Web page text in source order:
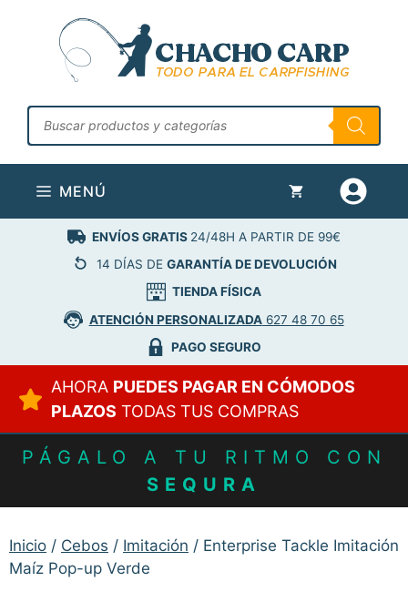
contenido
Búsqueda
de
productos
MENÚ
ENVÍOS GRATIS 24/48H A PARTIR DE 99€
14 DÍAS DE GARANTÍA DE DEVOLUCIÓN
TIENDA FÍSICA
ATENCIÓN PERSONALIZADA627 48 70 65
PAGO SEGURO
AHORA PUEDES PAGAR EN CÓMODOS
PLAZOS TODAS TUS COMPRAS
PÁGALO A TU RITMO CON
SEQURA
Inicio / Cebos / Imitación / Enterprise Tackle Imitación
Maíz Pop-up Verde